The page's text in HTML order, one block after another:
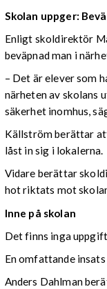
Skolan uppger:
Enligt skoldirektör
beväpnad man i
– Det är elever som
närheten av skolans
säkerhet inomhus,
Källström berättar
låst in sig i lokalerna.
Vidare berättar
hot riktats mot
Inne på skolan
Det finns inga
En omfattande
Anders Dahlman